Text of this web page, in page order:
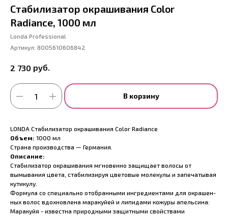
Стабилизатор окрашивания Color
Radiance, 1000 мл
Londa Professional
Артикул: 8005610606842
2 730 руб.
В корзину
LONDA Стабилизатор окрашивания Color Radiance
Объем: 1000 мл
Страна производства — Германия.
Описание:
Стабилизатор окрашивания мгновенно защищает волосы от
вымывания цвета, стабилизируя цветовые молекулы и запечатывая
кутикулу.
Формула со специально отобранными ингредиентами для окрашен-
ных волос вдохновлена маракуйей и липидами кожуры апельсина:
Маракуйя - известна природными защитными свойствами